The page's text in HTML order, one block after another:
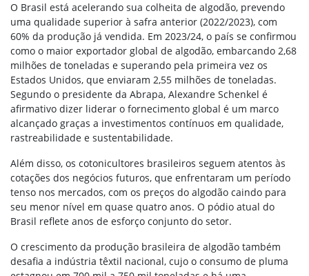
O Brasil está acelerando sua colheita de algodão, prevendo
uma qualidade superior à safra anterior (2022/2023), com
60% da produção já vendida. Em 2023/24, o país se confirmou
como o maior exportador global de algodão, embarcando 2,68
milhões de toneladas e superando pela primeira vez os
Estados Unidos, que enviaram 2,55 milhões de toneladas.
Segundo o presidente da Abrapa, Alexandre Schenkel é
afirmativo dizer liderar o fornecimento global é um marco
alcançado graças a investimentos contínuos em qualidade,
rastreabilidade e sustentabilidade.
Além disso, os cotonicultores brasileiros seguem atentos às
cotações dos negócios futuros, que enfrentaram um período
tenso nos mercados, com os preços do algodão caindo para
seu menor nível em quase quatro anos. O pódio atual do
Brasil reflete anos de esforço conjunto do setor.
O crescimento da produção brasileira de algodão também
desafia a indústria têxtil nacional, cujo o consumo de pluma